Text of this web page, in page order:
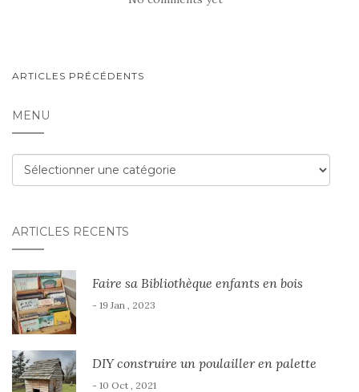
NAVIGATION
SEIN
DES
ARTICLES
ARTICLES PRÉCÉDENTS
MENU
Menu
ARTICLES RÉCENTS
Faire sa Bibliothèque enfants en bois
- 19 Jan , 2023
DIY construire un poulailler en palette
- 10 Oct , 2021